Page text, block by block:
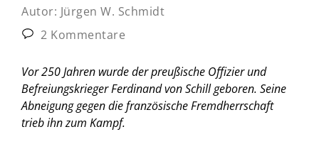
Autor: Jürgen W. Schmidt
2 Kommentare
Vor 250 Jahren wurde der preußische Offizier und
Befreiungskrieger Ferdinand von Schill geboren. Seine
Abneigung gegen die französische Fremdherrschaft
trieb ihn zum Kampf.